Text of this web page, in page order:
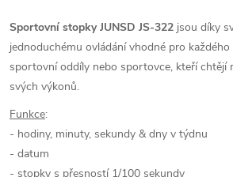
Sportovní stopky JUNSD JS-322 jsou díky
jednoduchému ovládání vhodné pro každého
sportovní oddíly nebo sportovce, kteří chtějí
svých výkonů.
Funkce:
- hodiny, minuty, sekundy & dny v týdnu
- datum
- stopky s přesností 1/100 sekundy